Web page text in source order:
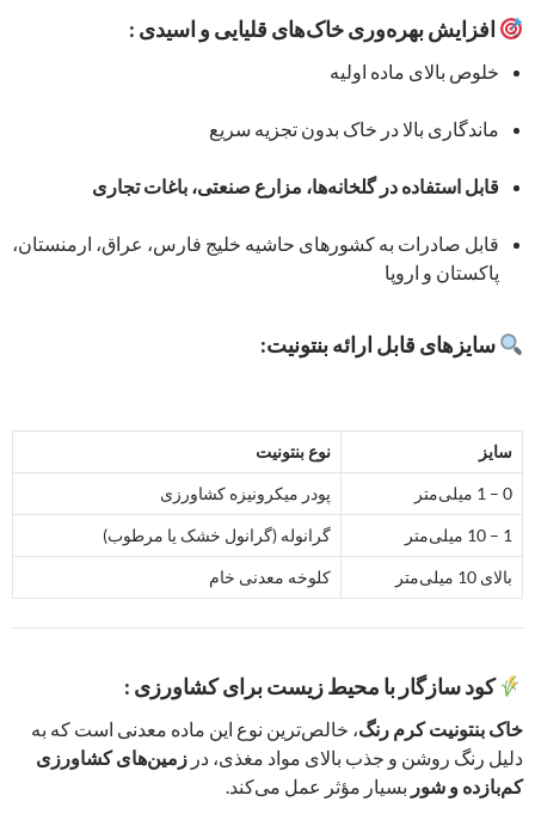
افزایش بهره‌وری خاک‌های قلیایی و اسیدی :
خلوص بالای ماده اولیه
ماندگاری بالا در خاک بدون تجزیه سریع
قابل استفاده در گلخانه‌ها، مزارع صنعتی، باغات تجاری
قابل صادرات به کشورهای حاشیه خلیج فارس، عراق، ارمنستان،
پاکستان و اروپا
سایزهای قابل ارائه بنتونیت:
سایز نوع بنتونیت
0 – 1 میلی‌متر پودر میکرونیزه کشاورزی
1 – 10 میلی‌متر گرانوله (گرانول خشک یا مرطوب)
بالای 10 میلی‌متر کلوخه معدنی خام
کود سازگار با محیط زیست برای کشاورزی :
خاک بنتونیت کرم رنگ، خالص‌ترین نوع این ماده معدنی است که به
دلیل رنگ روشن و جذب بالای مواد مغذی، در زمین‌های کشاورزی
کم‌بازده و شور بسیار مؤثر عمل می‌کند.